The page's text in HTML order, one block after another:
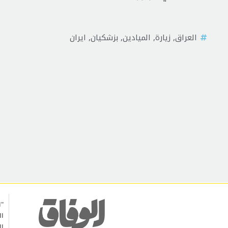
العراق, زيارة, الميادين, بزشكيان, ايران